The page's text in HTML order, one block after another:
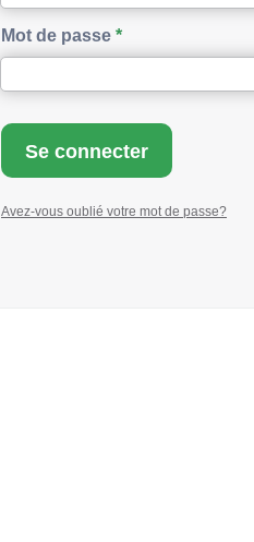
Mot de passe
Avez-vous oublié votre mot de passe?